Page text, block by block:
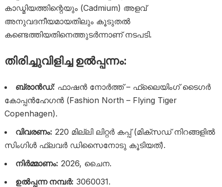
കാഡ്മിയത്തിന്റെയും (Cadmium) അളവ്
അനുവദനീയമായതിലും കൂടുതൽ
കണ്ടെത്തിയതിനെത്തുടർന്നാണ് നടപടി.
തിരിച്ചുവിളിച്ച ഉൽപ്പന്നം:
ബ്രാൻഡ്: ഫാഷൻ നോർത്ത് – ഫ്ലൈയിംഗ് ടൈഗർ
കോപ്പൻഹേഗൻ (Fashion North – Flying Tiger
Copenhagen).
വിവരണം: 220 മില്ലി ലിറ്റർ കപ്പ് (മിക്സഡ് നിറങ്ങളിൽ
സിംഗിൾ ഫ്ലവർ ഡിസൈനോടു കൂടിയത്).
നിർമ്മാണം: 2026, ചൈന.
ഉൽപ്പന്ന നമ്പർ: 3060031.